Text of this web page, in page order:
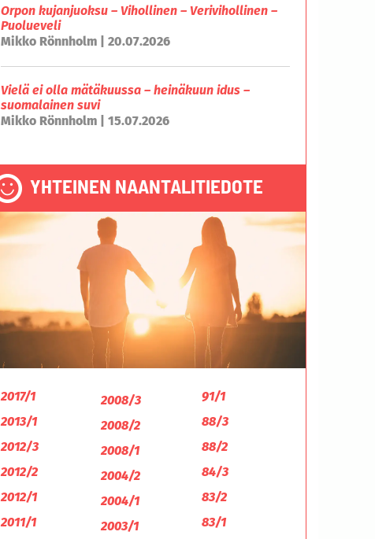
Orpon kujanjuoksu – Vihollinen – Verivihollinen –
Puolueveli
Mikko Rönnholm | 20.07.2026
Vielä ei olla mätäkuussa – heinäkuun idus –
suomalainen suvi
Mikko Rönnholm | 15.07.2026
YHTEINEN NAANTALITIEDOTE
2017/1
2013/1
2012/3
2012/2
2012/1
2011/1
2008/3
2008/2
2008/1
2004/2
2004/1
2003/1
91/1
88/3
88/2
84/3
83/2
83/1